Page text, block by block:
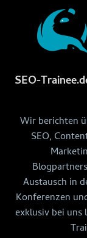
SEO-
Wir berichten
SEO,
Austausch in
Konferenzen
exklusiv bei uns